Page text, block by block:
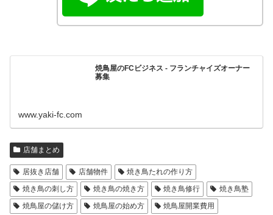
焼鳥屋のFCビジネス - フランチャイズオーナー
募集
www.yaki-fc.com
店舗まとめ
居抜き店舗 店舗物件
焼き鳥たれの作り方
焼き鳥の刺し方
焼き鳥の焼き方 焼き鳥修行
焼き鳥塾
焼鳥屋の儲け方
焼鳥屋の始め方
焼鳥屋開業費用